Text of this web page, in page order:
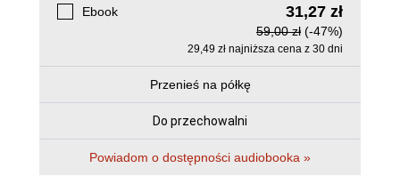
Ebook 31,27 zł
59,00 zł (-47%)
29,49 zł najniższa cena z 30 dni
Przenieś na półkę
Do przechowalni
Powiadom o dostępności audiobooka »